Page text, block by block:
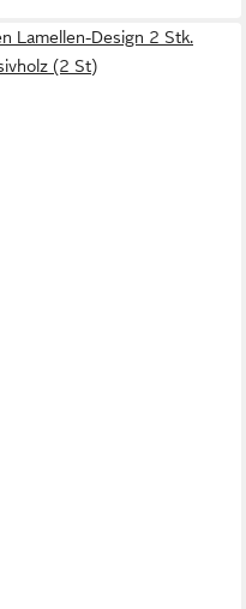
Lamellen-Design 2 Stk.
(2 St)